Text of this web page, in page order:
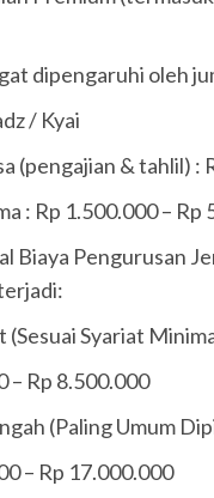
dipengaruhi oleh
/ Kyai
(pengajian & tahlil) :
: Rp 1.500.000 – Rp
Biaya Pengurusan
(Sesuai Syariat
– Rp 8.500.000
(Paling Umum
– Rp 17.000.000